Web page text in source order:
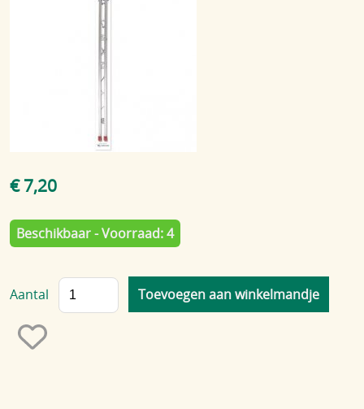
Atelier op zondag
€ 7,20
Beschikbaar - Voorraad: 4
Aantal